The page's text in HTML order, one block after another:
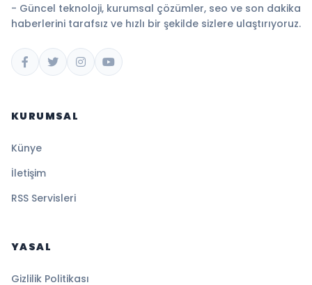
- Güncel teknoloji, kurumsal çözümler, seo ve son dakika
haberlerini tarafsız ve hızlı bir şekilde sizlere ulaştırıyoruz.
KURUMSAL
Künye
İletişim
RSS Servisleri
YASAL
Gizlilik Politikası